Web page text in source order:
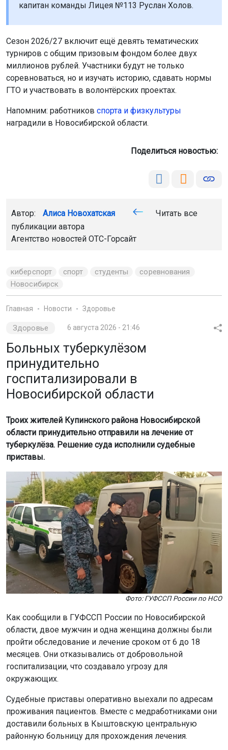
капитан команды Лицея №113 Руслан Холов.
Сезон 2026/27 включит ещё девять тематических
турниров с общим призовым фондом более двух
миллионов рублей. Участники будут не только
соревноваться, но и изучать историю, сдавать нормы
ГТО и участвовать в волонтёрских проектах.
Напомним: работников спорта и физкультуры
наградили в Новосибирской области.
Поделиться новостью:
Автор: Алиса Новохатская
Читать все
публикации автора
Агентство новостей ОТС-Горсайт
киберспорт спорт студенты
соревнования
Новосибирск
Главная Новости Здоровье
Здоровье 6 августа 2026 - 21:46
Больных туберкулёзом
принудительно
госпитализировали в
Новосибирской области
Троих жителей Купинского района Новосибирской
области принудительно отправили на лечение от
туберкулёза. Решение суда исполнили судебные
приставы.
Фото: ГУФССП России по НСО
Как сообщили в ГУФССП России по Новосибирской
области, двое мужчин и одна женщина должны были
пройти обследование и лечение сроком от 6 до 18
месяцев. Они отказывались от добровольной
госпитализации, что создавало угрозу для
окружающих.
Судебные приставы оперативно выехали по адресам
проживания пациентов. Вместе с медработниками они
доставили больных в Кыштовскую центральную
районную больницу для прохождения лечения.